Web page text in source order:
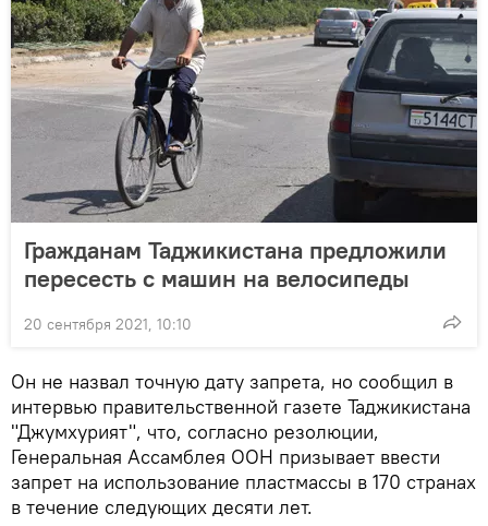
Гражданам Таджикистана предложили
пересесть с машин на велосипеды
20 сентября 2021, 10:10
Он не назвал точную дату запрета, но сообщил в
интервью правительственной газете Таджикистана
"Джумхурият", что, согласно резолюции,
Генеральная Ассамблея ООН призывает ввести
запрет на использование пластмассы в 170 странах
в течение следующих десяти лет.